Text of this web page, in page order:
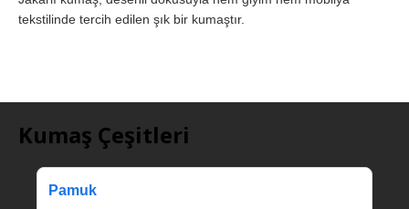
tekstilinde tercih edilen şık bir kumaştır.
Kumaş Çeşitleri
Pamuk